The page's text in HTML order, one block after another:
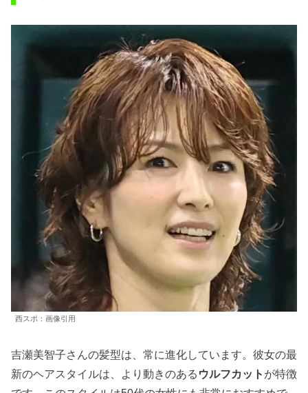
西スポ：画像引用
吉瀬美智子さんの髪型は、常に進化しています。彼女の最
新のヘアスタイルは、より動きのある ウルフカット が特徴